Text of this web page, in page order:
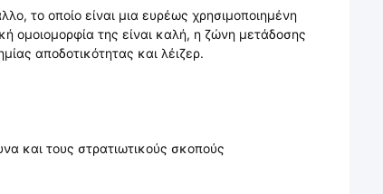
το οποίο είναι μια ευρέως χρησιμοποιημένη
ομοιομορφία της είναι καλή, η ζώνη μετάδοσης
αποδοτικότητας και λέιζερ.
και τους στρατιωτικούς σκοπούς